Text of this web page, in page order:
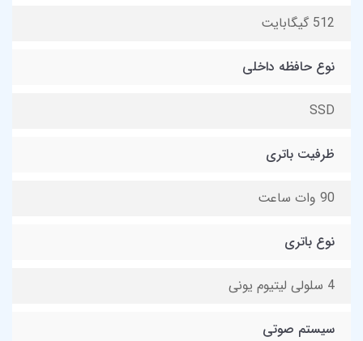
512 گیگابایت
نوع حافظه داخلی
SSD
ظرفیت باتری
90 وات ساعت
نوع باتری
4 سلولی لیتیوم یونی
سیستم صوتی